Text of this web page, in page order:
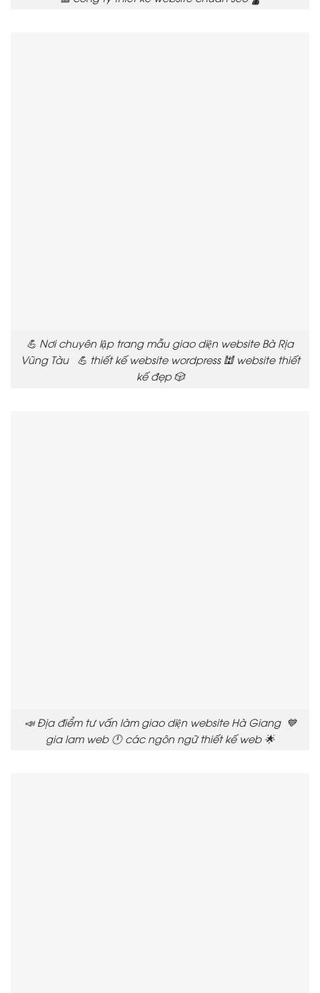
💪 Nơi chuyên lập trang mẫu giao diện website Bà Rịa
Vũng Tàu 💪 thiết kế website wordpress 🕍 website thiết
kế đẹp 🎲
📣 Địa điểm tư vấn làm giao diện website Hà Giang 💙
gia lam web 🕛 các ngôn ngữ thiết kế web 🌟